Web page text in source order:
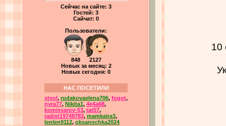
Сейчас на сайте: 3
Гостей: 3
Сайчат: 0
Пользователи:
848 2127
Новых за месяц: 2
Новых сегодня: 0
НАС ПОСЕТИЛИ
stvol , rudakovaelena706, fogot,
nyra77, Nikita1, 4e4a68,
komissarov-53, tat57,
radist19748783, mamkaira3,
lenlen9112, oksanochka2024
10